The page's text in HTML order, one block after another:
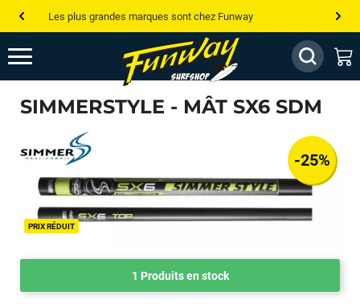
Les plus grandes marques sont chez Funway
Jusqu’à -75% de remise sur le windsurf, wingfoil, etc...
💰 Meilleur prix garanti — Moins cher ailleurs ? On s’aligne !
Besoin de conseils de pro ? Appelle nous !
SIMMERSTYLE - MÂT SX6 SDM
PRIX RÉDUIT
-25%
1 Produits en stock